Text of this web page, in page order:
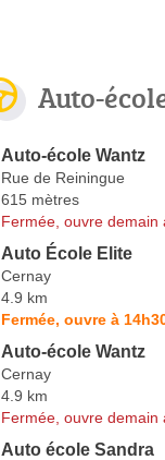
Auto-
Auto-école Wantz
Rue de Reiningue
615 mètres
Fermée, ouvre demain
Auto École Elite
Cernay
4.9 km
Fermée, ouvre à
Auto-école Wantz
Cernay
4.9 km
Fermée, ouvre demain
Auto école Sandra